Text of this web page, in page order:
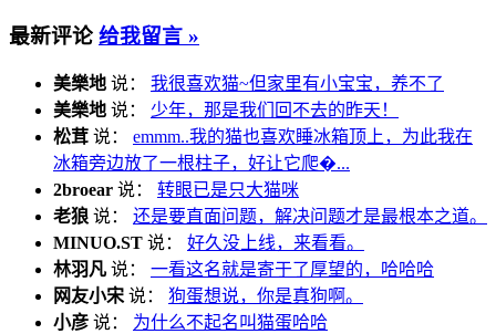
最新评论 给我留言 »
美樂地 说： 我很喜欢猫~但家里有小宝宝，养不了
美樂地 说： 少年，那是我们回不去的昨天！
松茸 说： emmm..我的猫也喜欢睡冰箱顶上，为此我在
冰箱旁边放了一根柱子，好让它爬�...
2broear 说： 转眼已是只大猫咪
老狼 说： 还是要直面问题，解决问题才是最根本之道。
MINUO.ST 说： 好久没上线，来看看。
林羽凡 说： 一看这名就是寄于了厚望的，哈哈哈
网友小宋 说： 狗蛋想说，你是真狗啊。
小彦 说： 为什么不起名叫猫蛋哈哈